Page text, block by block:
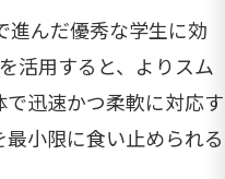
進んだ優秀な学生に効
を活用すると、よりスム
迅速かつ柔軟に対応す
小限に食い止められる